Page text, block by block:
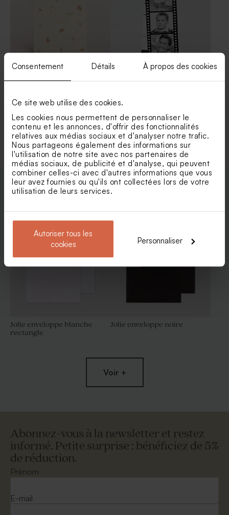
Consentement Détails À propos des cookies
Ce site web utilise des cookies.
Les cookies nous permettent de personnaliser le
contenu et les annonces, d'offrir des fonctionnalités
relatives aux médias sociaux et d'analyser notre trafic.
Nous partageons également des informations sur
l'utilisation de notre site avec nos partenaires de
médias sociaux, de publicité et d'analyse, qui peuvent
combiner celles-ci avec d'autres informations que vous
leur avez fournies ou qu'ils ont collectées lors de votre
utilisation de leurs services.
Autoriser tous les
cookies
Personnaliser
Carte invitation anniversaire
jolies fleurs dorure et haut
Carte d'invitation
anniversaire de mariage
Voir toute la collection Invitation fête
Enveloppes
Jolie enveloppe blanche
rectangle
Jolie enveloppe noire
Enveloppe papier kraft
Voir +
Abonnez-vous à la newsletter et restez
informé. Petite surprise : bénéficiez de 5%
de réduction.
Prénom
E-mail